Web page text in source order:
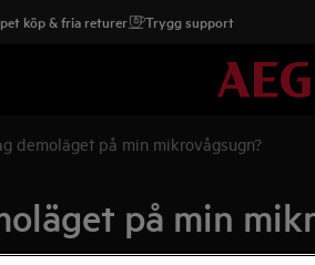
köp & fria returer Trygg support
demoläget på min mikrovågsugn?
på min